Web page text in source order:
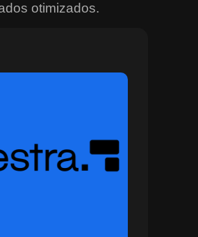
otimizados.
sensores e equipes
decisões mais rápidas e
de monitoramento,